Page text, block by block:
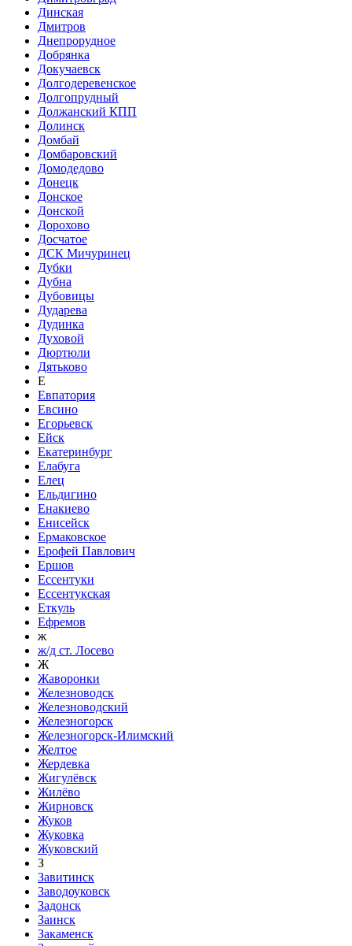
Динская
Дмитров
Днепрорудное
Добрянка
Докучаевск
Долгодеревенское
Долгопрудный
Должанский КПП
Долинск
Домбай
Домбаровский
Домодедово
Донецк
Донское
Донской
Дорохово
Досчатое
ДСК Мичуринец
Дубки
Дубна
Дубовицы
Дударева
Дудинка
Духовой
Дюртюли
Дятьково
Е
Евпатория
Евсино
Егорьевск
Ейск
Екатеринбург
Елабуга
Елец
Ельдигино
Енакиево
Енисейск
Ермаковское
Ерофей Павлович
Ершов
Ессентуки
Ессентукская
Еткуль
Ефремов
ж
ж/д ст. Лосево
Ж
Жаворонки
Железноводск
Железноводский
Железногорск
Железногорск-Илимский
Желтое
Жердевка
Жигулёвск
Жилёво
Жирновск
Жуков
Жуковка
Жуковский
З
Завитинск
Заводоуковск
Задонск
Заинск
Закаменск